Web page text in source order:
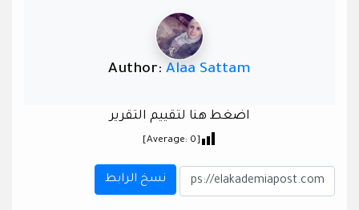
Author: Alaa Sattam
اضغط هنا لتقييم التقرير
[Average:
0
]
نسخ الرابط